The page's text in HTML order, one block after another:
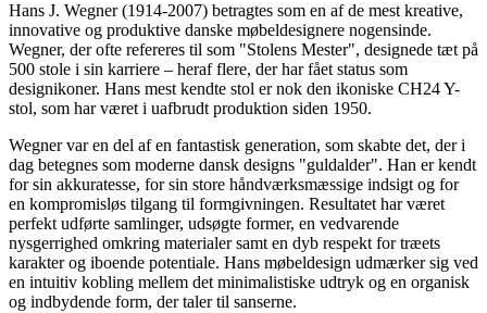
Hans J. Wegner (1914-2007) betragtes som en af de mest kreative,
innovative og produktive danske møbeldesignere nogensinde.
Wegner, der ofte refereres til som "Stolens Mester", designede tæt på
500 stole i sin karriere – heraf flere, der har fået status som
designikoner. Hans mest kendte stol er nok den ikoniske CH24 Y-
stol, som har været i uafbrudt produktion siden 1950.
Wegner var en del af en fantastisk generation, som skabte det, der i
dag betegnes som moderne dansk designs "guldalder". Han er kendt
for sin akkuratesse, for sin store håndværksmæssige indsigt og for
en kompromisløs tilgang til formgivningen. Resultatet har været
perfekt udførte samlinger, udsøgte former, en vedvarende
nysgerrighed omkring materialer samt en dyb respekt for træets
karakter og iboende potentiale. Hans møbeldesign udmærker sig ved
en intuitiv kobling mellem det minimalistiske udtryk og en organisk
og indbydende form, der taler til sanserne.